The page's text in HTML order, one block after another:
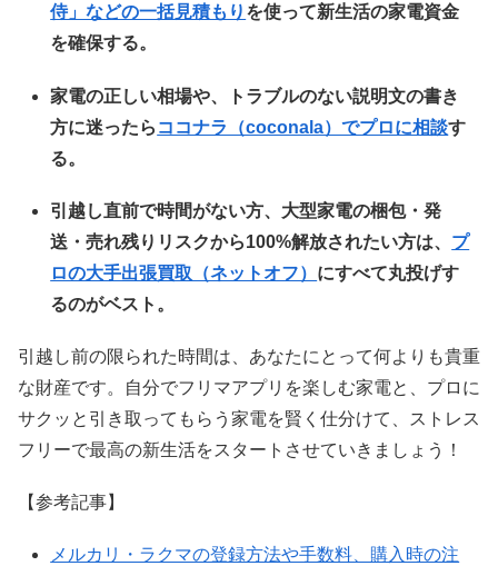
侍」などの一括見積もり を使って新生活の家電資金
を確保する。
家電の正しい相場や、トラブルのない説明文の書き
方に迷ったら ココナラ（coconala）でプロに相談す
る。
引越し直前で時間がない方、大型家電の梱包・発
送・売れ残りリスクから100%解放されたい方は、 プ
ロの大手出張買取（ネットオフ） にすべて丸投げす
るのがベスト。
引越し前の限られた時間は、あなたにとって何よりも貴重
な財産です。自分でフリマアプリを楽しむ家電と、プロに
サクッと引き取ってもらう家電を賢く仕分けて、ストレス
フリーで最高の新生活をスタートさせていきましょう！
【参考記事】
メルカリ・ラクマの登録方法や手数料、購入時の注